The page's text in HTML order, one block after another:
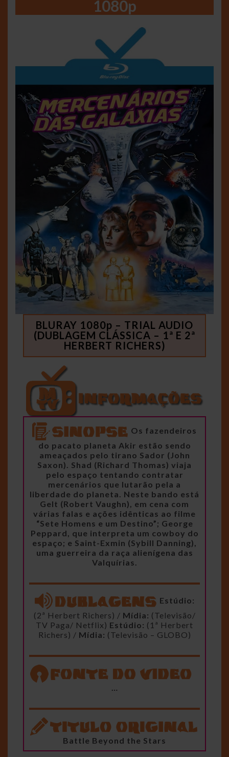
1080p
BLURAY 1080p – TRIAL AUDIO
(DUBLAGEM CLÁSSICA – 1ª E 2ª
HERBERT RICHERS)
Os fazendeiros
do pacato planeta Akir estão sendo
ameaçados pelo tirano Sador (John
Saxon). Shad (Richard Thomas) viaja
pelo espaço tentando contratar
mercenários que lutarão pela a
liberdade do planeta. Neste bando está
Gelt (Robert Vaughn), em cena com
várias falas e ações idênticas ao filme
“Sete Homens e um Destino”; George
Peppard, que interpreta um cowboy do
espaço; e Saint-Exmin (Sybill Danning),
uma guerreira da raça alienígena das
Valquírias.
Estúdio:
(2ª Herbert Richers) / Mídia: (Televisão/
TV Paga/ Netflix) Estúdio: (1ª Herbert
Richers) / Mídia: (Televisão – GLOBO)
Battle Beyond the Stars